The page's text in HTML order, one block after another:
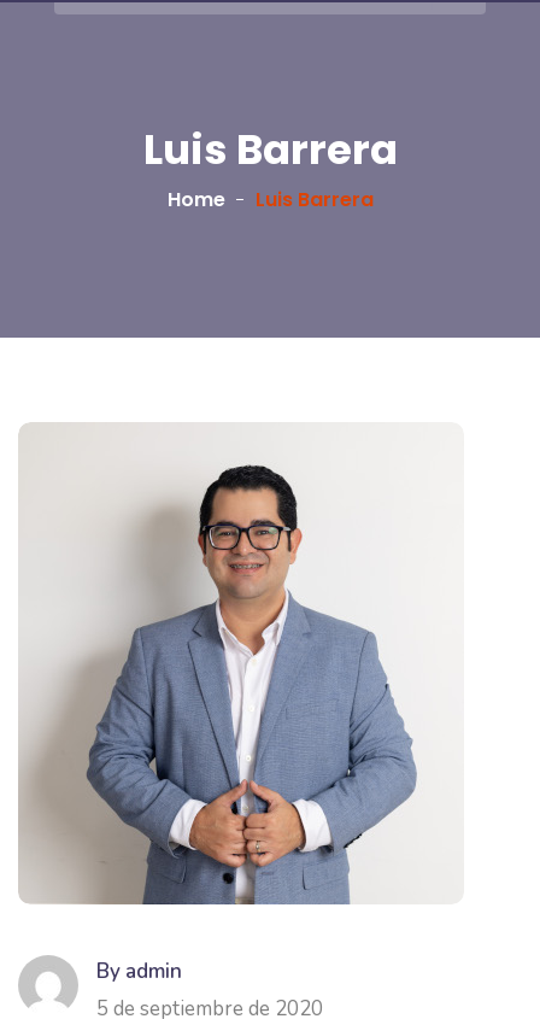
Luis Barrera
Home Luis Barrera
By admin
5 de septiembre de 2020